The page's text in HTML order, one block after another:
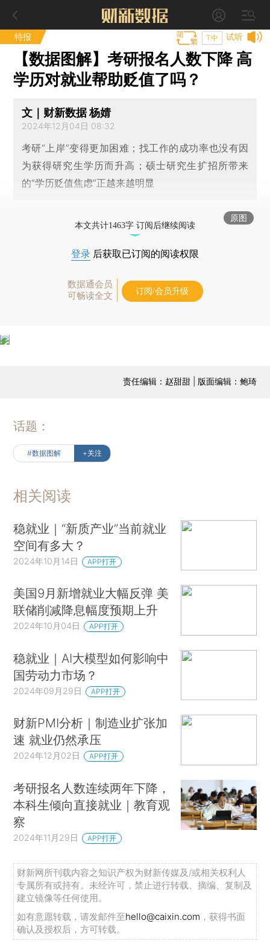
特报 试听
T中
【数据图解】考研报名人数下降 高
学历对就业帮助贬值了吗？
文｜财新数据 杨婧
2024年12月04日 08:32
考研“上岸”变得更加困难；找工作的成功率也没有因
为获得研究生学历而升高；硕士研究生扩招所带来
的“学历贬值焦虑”正越来越明显
原图
本文共计1463字 订阅后继续阅读
登录 后获取已订阅的阅读权限
数据通会员
可畅读全文
订阅/会员升级
责任编辑：赵甜甜 | 版面编辑：鲍琦
话题：
#数据图解 +关注
相关阅读
稳就业｜“新质产业”当前就业
空间有多大？
2024年10月14日 APP打开
美国9月新增就业大幅反弹 美
联储削减降息幅度预期上升
2024年10月04日 APP打开
稳就业｜AI大模型如何影响中
国劳动力市场？
2024年09月29日 APP打开
财新PMI分析｜制造业扩张加
速 就业仍然承压
2024年12月02日 APP打开
考研报名人数连续两年下降，
本科生倾向直接就业｜教育观
察
2024年11月29日 APP打开
财新网所刊载内容之知识产权为财新传媒及/或相关权利人
专属所有或持有。未经许可，禁止进行转载、摘编、复制及
建立镜像等任何使用。
如有意愿转载，请发邮件至hello@caixin.com ，获得书面
确认及授权后，方可转载。